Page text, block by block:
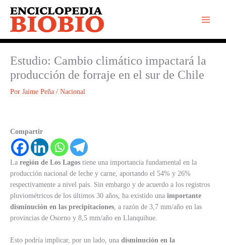
contenido
Estudio: Cambio climático impactará la
producción de forraje en el sur de Chile
Por Jaime Peña / Nacional
Compartir
La región de Los Lagos tiene una importancia fundamental en la
producción nacional de leche y carne, aportando el 54% y 26%
respectivamente a nivel país. Sin embargo y de acuerdo a los registros
pluviométricos de los últimos 30 años, ha existido una importante
disminución en las precipitaciones, a razón de 3,7 mm/año en las
provincias de Osorno y 8,5 mm/año en Llanquihue.
Esto podría implicar, por un lado, una disminución en la